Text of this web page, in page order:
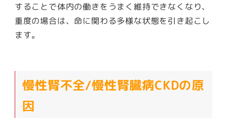
することで体内の働きをうまく維持できなくなり、
重度の場合は、命に関わる多様な状態を引き起こし
ます。
慢性腎不全/慢性腎臓病CKDの原
因